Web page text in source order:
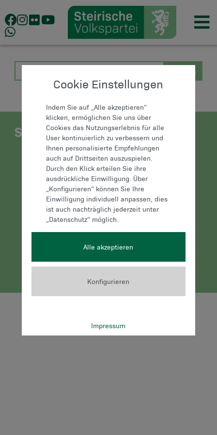
STEIRISCHE VOLKSPARTEI
Landesparteileitung,
Karmeliterplatz 6,
8010 Graz
+43 (0) 316 /
Datenschutz
|Webmail
Cookie Einstellungen
Indem Sie auf „Alle akzeptieren“
klicken, ermöglichen Sie uns über
Cookies das Nutzungserlebnis für alle
User kontinuierlich zu verbessern und
Ihnen personalisierte Empfehlungen
auch auf Drittseiten auszuspielen.
Durch den Klick erteilen Sie ihre
ausdrückliche Einwilligung. Über
„Konfigurieren“ können Sie Ihre
Einwilligung individuell anpassen, dies
ist auch nachträglich jederzeit unter
„Datenschutz“ möglich.
Alle akzeptieren
Konfigurieren
Impressum